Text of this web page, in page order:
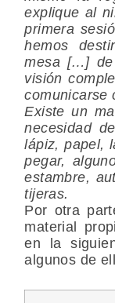
explique al
primera
hemos
mesa […] de
visión
comunicarse
Existe un
necesidad
lápiz, papel,
pegar,
estambre,
tijeras.
Por otra
material
en la
algunos de